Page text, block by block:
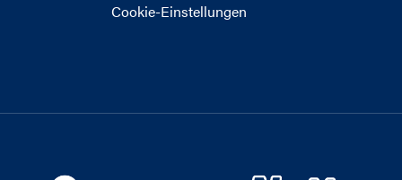
Cookie-Einstellungen